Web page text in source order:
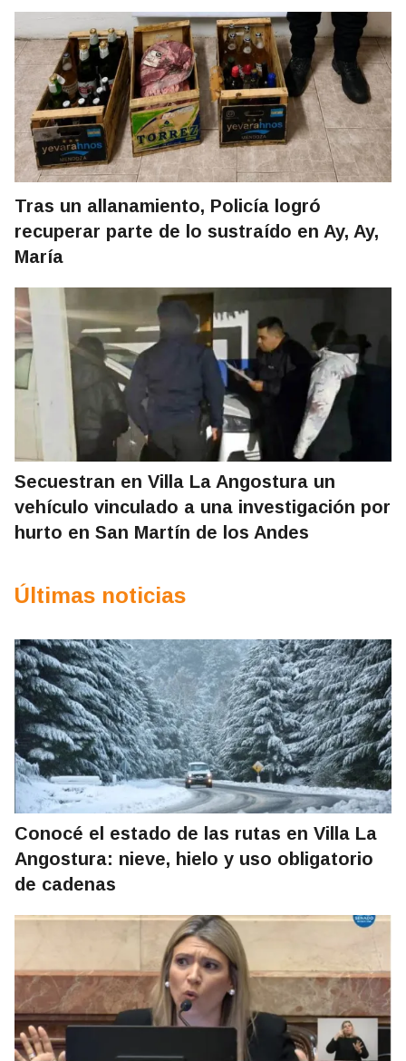
Tras un allanamiento, Policía logró
recuperar parte de lo sustraído en Ay, Ay,
María
Secuestran en Villa La Angostura un
vehículo vinculado a una investigación por
hurto en San Martín de los Andes
Últimas noticias
Conocé el estado de las rutas en Villa La
Angostura: nieve, hielo y uso obligatorio
de cadenas